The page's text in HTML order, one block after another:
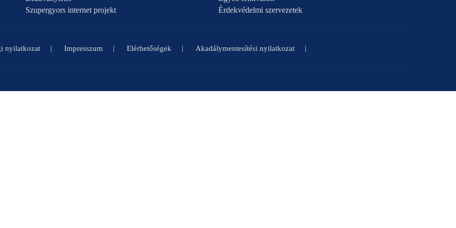
Szupergyors internet projekt
Érdekvédelmi szervezetek
nyilatkozat Impresszum Elérhetőségek Akadálymentesítési nyilatkozat